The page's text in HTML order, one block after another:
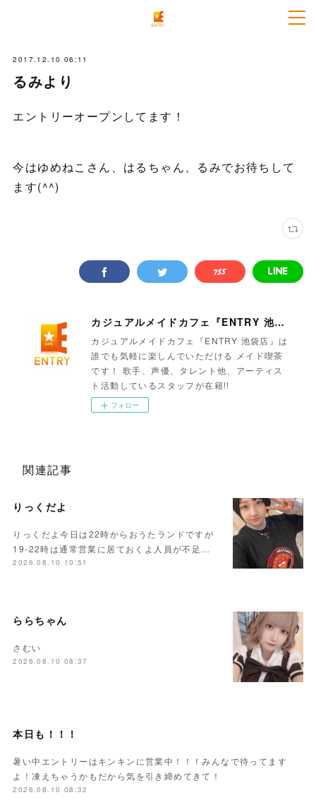
2017.12.10 06:11
るみより
エントリーオープンしてます！
今はゆめねこさん、はるちゃん、るみでお待ちして
ます(^^)
カジュアルメイドカフェ『ENTRY 池袋店』
カジュアルメイドカフェ『ENTRY 池袋店』は
誰でも気軽に楽しんでいただける メイド喫茶
です！ 歌手、声優、タレント他、アーティス
ト活動しているスタッフが在籍!!
フォロー
関連記事
りっくだよ
りっくだよ今日は22時からおうたランドですが
19-22時は通常営業に居ておくよ人員が不足…
2026.08.10 10:51
ららちゃん
さむい
2026.08.10 08:37
本日も！！！
暑い中エントリーはキンキンに営業中！！！みんなで待ってます
よ！凍えちゃうかもだから気を引き締めてきて！
2026.08.10 08:32